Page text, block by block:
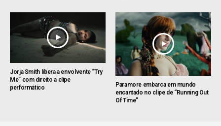
Jorja Smith libera a envolvente “Try
Me” com direito a clipe
performático
Paramore embarca em mundo
encantado no clipe de “Running Out
Of Time”